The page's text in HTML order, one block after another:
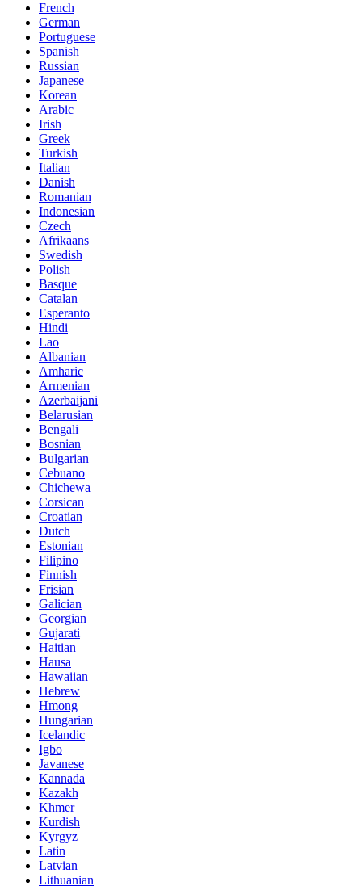
French
German
Portuguese
Spanish
Russian
Japanese
Korean
Arabic
Irish
Greek
Turkish
Italian
Danish
Romanian
Indonesian
Czech
Afrikaans
Swedish
Polish
Basque
Catalan
Esperanto
Hindi
Lao
Albanian
Amharic
Armenian
Azerbaijani
Belarusian
Bengali
Bosnian
Bulgarian
Cebuano
Chichewa
Corsican
Croatian
Dutch
Estonian
Filipino
Finnish
Frisian
Galician
Georgian
Gujarati
Haitian
Hausa
Hawaiian
Hebrew
Hmong
Hungarian
Icelandic
Igbo
Javanese
Kannada
Kazakh
Khmer
Kurdish
Kyrgyz
Latin
Latvian
Lithuanian